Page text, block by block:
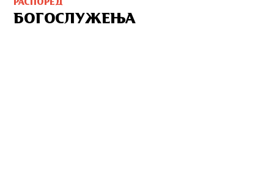
РАСПОРЕД
БОГОСЛУЖЕЊА